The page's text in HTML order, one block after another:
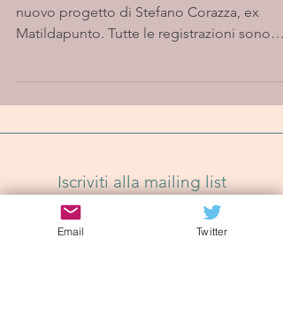
nuovo progetto di Stefano Corazza, ex
Matildapunto. Tutte le registrazioni sono
Iscriviti alla mailing list
Email Twitter